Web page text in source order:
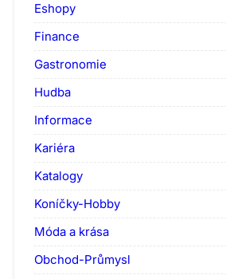
Eshopy
Finance
Gastronomie
Hudba
Informace
Kariéra
Katalogy
Koníčky-Hobby
Móda a krása
Obchod-Průmysl